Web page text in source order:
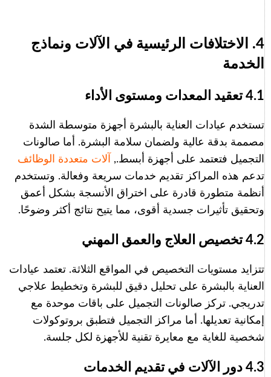
4. الاختلافات الرئيسية في الآلات ونماذج
الخدمة
4.1 تعقيد المعدات ومستوى الأداء
تستخدم عيادات العناية بالبشرة أجهزة متوسطة الشدة
مصممة بدقة عالية ولضمان سلامة البشرة. أما صالونات
التجميل فتعتمد على أجهزة أبسط.,
آلات متعددة الوظائف
تدعم هذه المراكز تقديم خدمات سريعة وفعالة. وتستخدم
أنظمة متطورة قادرة على اختراق الأنسجة بشكل أعمق
وتحقيق تأثيرات جسدية أقوى، مما يتيح نتائج أكثر وضوحًا.
4.2 تخصيص العلاج والعمق المهني
تتزايد مستويات التخصيص في المواقع الثلاثة. تعتمد عيادات
العناية بالبشرة على تحليل دقيق للبشرة وتخطيط علاجي
تدريجي. تركز صالونات التجميل على باقات موحدة مع
إمكانية تعديلها. أما مراكز التجميل فتطبق بروتوكولات
شخصية للغاية مع معايرة تقنية للأجهزة لكل جلسة.
4.3 دور الآلات في تقديم الخدمات